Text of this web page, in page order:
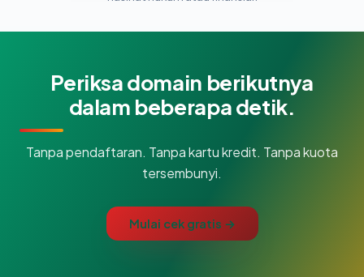
Periksa domain berikutnya
dalam beberapa detik.
Tanpa pendaftaran. Tanpa kartu kredit. Tanpa kuota
tersembunyi.
Mulai cek gratis →